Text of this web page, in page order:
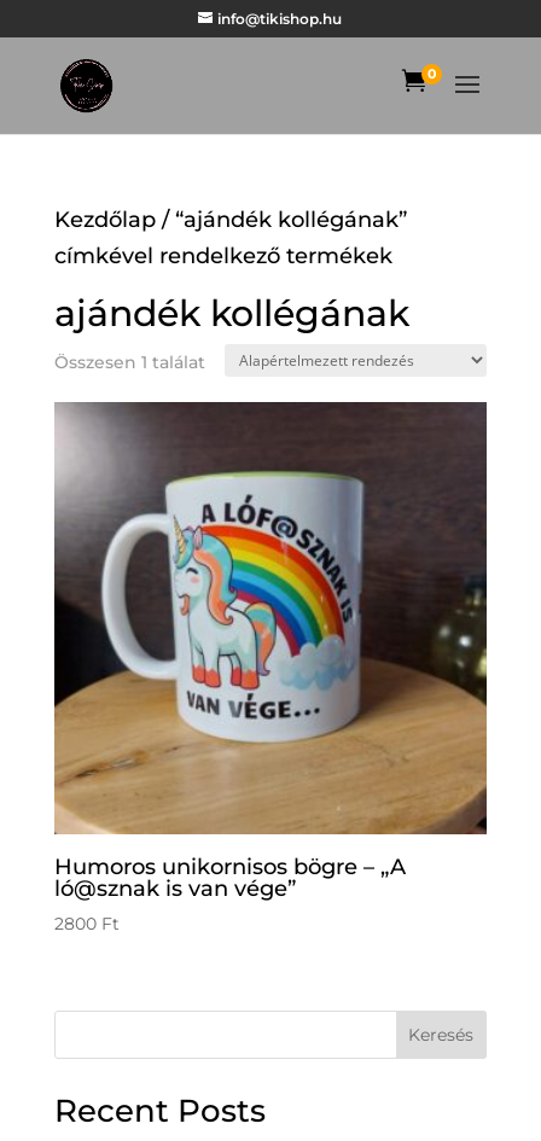
info@tikishop.hu
0
Kezdőlap/ “ajándék kollégának”
címkével rendelkező termékek
ajándék kollégának
Összesen 1 találat
Humoros unikornisos bögre – „A
ló@sznak is van vége”
2800 Ft
Keresés
Recent Posts